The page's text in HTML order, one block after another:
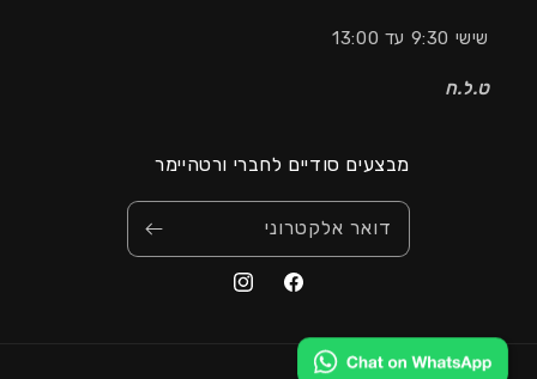
שישי 9:30 עד 13:00
ט.ל.ח
מבצעים סודיים לחברי ורטהיימר
דואר אלקטרוני